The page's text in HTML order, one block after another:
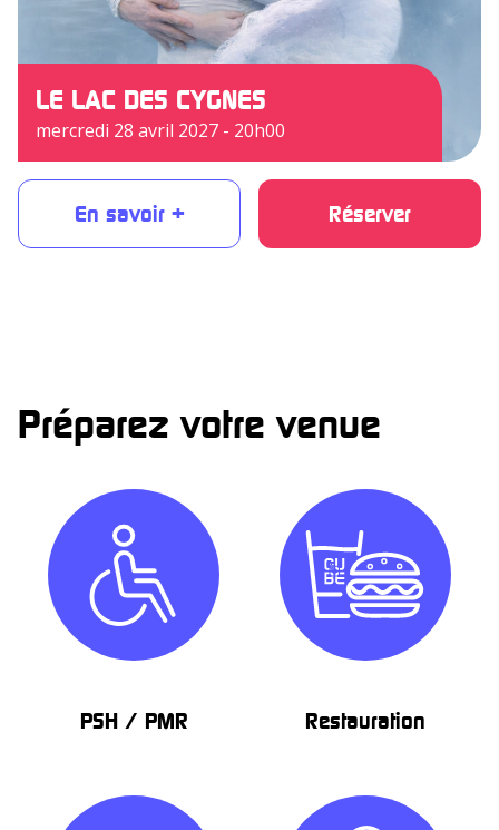
LE LAC DES CYGNES
mercredi 28 avril 2027 - 20h00
En savoir + Réserver
Préparez votre venue
PSH / PMR Restauration